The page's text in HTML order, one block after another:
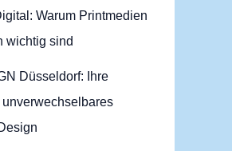
Warum Printmedien
wichtig sind
Düsseldorf: Ihre